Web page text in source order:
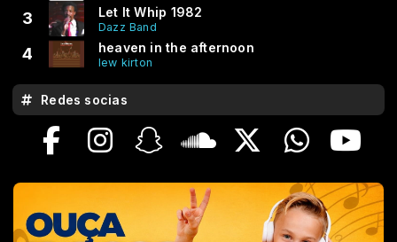
3 Let It Whip 1982
Dazz Band
4 heaven in the afternoon
lew kirton
Redes socias